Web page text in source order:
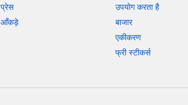
प्रेस
आँकड़े
उपयोग करता है
बाजार
एकीकरण
फ्री स्टीकर्स